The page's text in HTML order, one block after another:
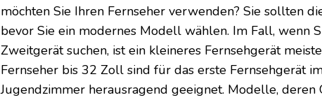
möchten Sie Ihren Fernseher verwenden? Sie sollten
bevor Sie ein modernes Modell wählen. Im Fall, wenn
Zweitgerät suchen, ist ein kleineres Fernsehgerät
Fernseher bis 32 Zoll sind für das erste Fernsehgerät
Jugendzimmer herausragend geeignet. Modelle,